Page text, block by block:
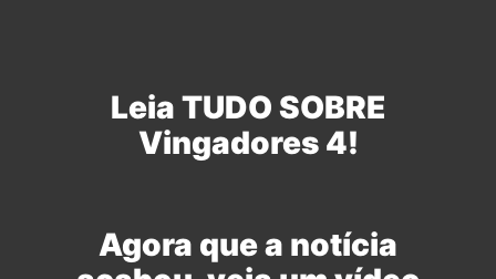
Leia TUDO SOBRE
Vingadores 4!
Agora que a notícia